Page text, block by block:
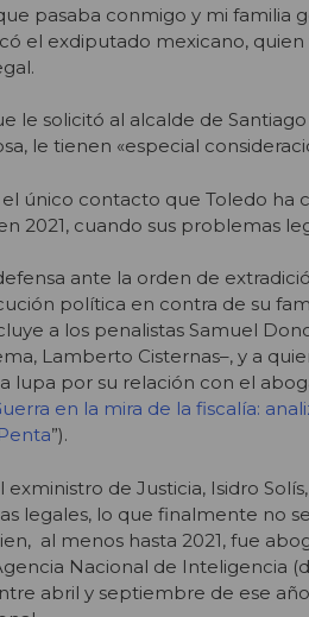
pasaba conmigo y mi familia
el exdiputado mexicano,
le solicitó al alcalde de
le tienen «especial
único contacto que Toledo ha
2021, cuando sus problemas
ante la orden de
política en contra de su
a los penalistas Samuel
Lamberto Cisternas–, y a
lupa por su relación con el
en la mira de la fiscalía:
”).
exministro de Justicia, Isidro
legales, lo que finalmente no
al menos hasta 2021, fue
Nacional de Inteligencia
abril y septiembre de ese